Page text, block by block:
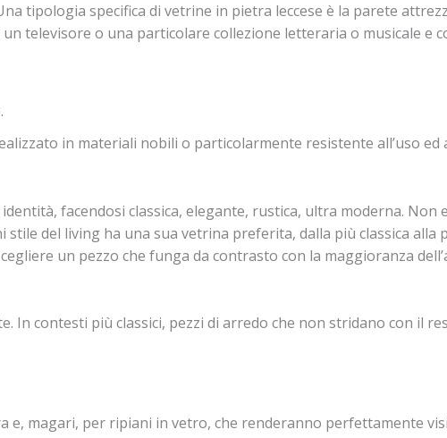
tipologia specifica di vetrine in pietra leccese è la parete
televisore o una particolare collezione letteraria o musicale e
in materiali nobili o particolarmente resistente all’uso ed
facendosi classica, elegante, rustica, ultra moderna. Non
del living ha una sua vetrina preferita, dalla più classica alla
un pezzo che funga da contrasto con la maggioranza
In contesti più classici, pezzi di arredo che non stridano con il
e, magari, per ripiani in vetro, che renderanno perfettamente